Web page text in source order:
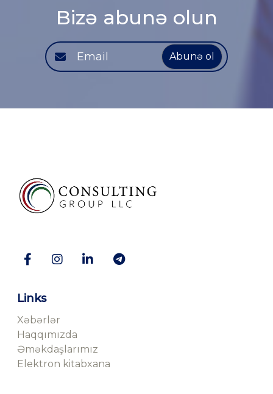
Bizə abunə olun
Abunə ol
Links
Xəbərlər
Haqqımızda
Əməkdaşlarımız
Elektron kitabxana